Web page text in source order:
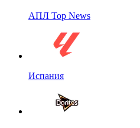
АПЛ Top News
Испания